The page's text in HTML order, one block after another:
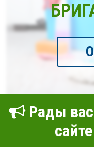
Рады